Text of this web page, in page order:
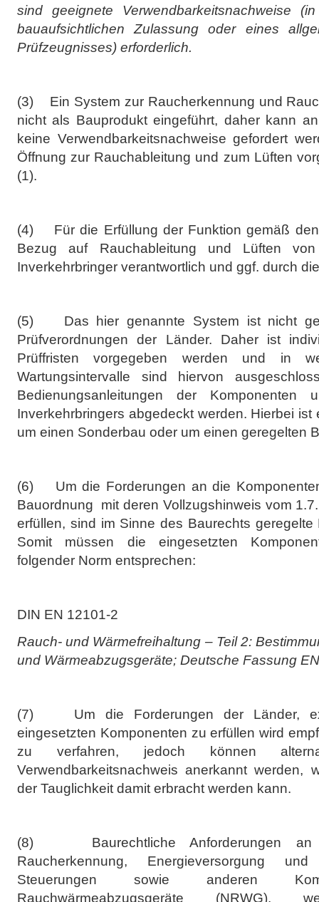
sind geeignete Verwendbarkeitsnachweise
bauaufsichtlichen Zulassung oder eines
Prüfzeugnisses) erforderlich.
(3) Ein System zur Raucherkennung und
nicht als Bauprodukt eingeführt, daher kann
keine Verwendbarkeitsnachweise gefordert
Öffnung zur Rauchableitung und zum Lüften
(1).
(4) Für die Erfüllung der Funktion gemäß
Bezug auf Rauchableitung und Lüften
Inverkehrbringer verantwortlich und ggf. durch
(5) Das hier genannte System ist nicht
Prüfverordnungen der Länder. Daher ist
Prüffristen vorgegeben werden und in
Wartungsintervalle sind hiervon
Bedienungsanleitungen der
Inverkehrbringers abgedeckt werden. Hierbei
um einen Sonderbau oder um einen geregelten
(6) Um die Forderungen an die
Bauordnung mit deren Vollzugshinweis vom
erfüllen, sind im Sinne des Baurechts
Somit müssen die eingesetzten
folgender Norm entsprechen:
DIN EN 12101-2
Rauch- und Wärmefreihaltung – Teil 2:
und Wärmeabzugsgeräte; Deutsche Fassung
(7) Um die Forderungen der Länder,
eingesetzten Komponenten zu erfüllen wird
zu verfahren, jedoch können
Verwendbarkeitsnachweis anerkannt werden,
der Tauglichkeit damit erbracht werden kann.
(8) Baurechtliche Anforderungen an
Raucherkennung, Energieversorgung
Steuerungen sowie anderen
Rauchwärmeabzugsgeräte